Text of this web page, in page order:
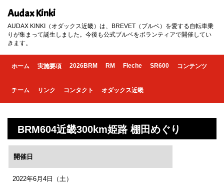
Audax Kinki
AUDAX KINKI（オダックス近畿）は、BREVET（ブルベ）を愛する自転車乗
りが集まって誕生しました。今後も公式ブルベをボランティアで開催してい
きます。
ホーム 実施要項 2026BRM RM Fleche SR600 コンテンツ
チーム リンク コンタクト オダックス近畿
BRM604近畿300km姫路 棚田めぐり
開催日
2022年6月4日（土）